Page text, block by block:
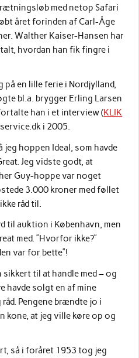
med netop Safari
året forinden af Carl-Åge
Walther Kaiser-Hansen har
hvordan han fik fingre i
på en lille ferie i Nordjylland,
bl.a. brygger Erling Larsen
han i et interview (KLIK
i 2005.
hoppen Ideal, som havde
Jeg vidste godt, at
Guy-hoppe var noget
3.000 kroner med føllet
råd til.
til auktion i København, men
med. ”Hvorfor ikke?”
var for bette”!
til at handle med – og
havde solgt en af mine
Pengene brændte jo i
kone, at jeg ville køre op og
så i foråret 1953 tog jeg